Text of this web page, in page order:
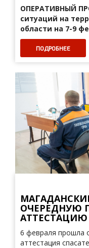
ОПЕРАТИВНЫЙ
ситуаций на
области на 7-9
ПОДРОБНЕЕ
ОЧЕРЕДНУЮ
АТТЕСТАЦИЮ
6 февраля прошла
аттестация